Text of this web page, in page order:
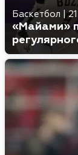
Баскетбол |
«Майами»